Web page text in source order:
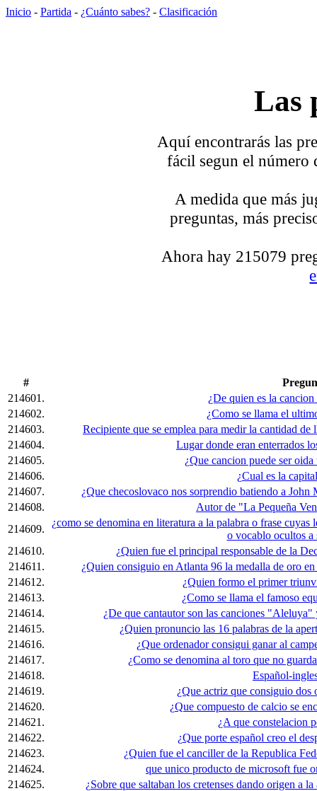
Inicio - Partida - ¿Cuánto sabes? - Clasificación
Las
Aquí encontrarás las
fácil segun el número
A medida que más
preguntas, más
Ahora hay 215079
#
214601.
¿De quien es la
214602.
¿Como se llama el
214603.
Recipiente que se emplea para medir la cantidad
214604.
Lugar donde eran enterrados
214605.
¿Que cancion puede ser
214606.
¿Cual es la
214607.
¿Que checoslovaco nos sorprendio batiendo a
214608.
Autor de "La Pequeña
214609.
¿como se denomina en literatura a la palabra o frase
o vocablo ocultos
214610.
¿Quien fue el principal responsable de la
214611.
¿Quien consiguio en Atlanta 96 la medalla de oro
214612.
¿Quien formo el primer
214613.
¿Como se llama el famoso
214614.
¿De que cantautor son las canciones
214615.
¿Quien pronuncio las 16 palabras de la
214616.
¿Que ordenador consigui ganar al
214617.
¿Como se denomina al toro que no
214618.
Español-
214619.
¿Que actriz que consiguio dos
214620.
¿Que compuesto de calcio se
214621.
¿A que constelacion
214622.
¿Que porte español creo el
214623.
¿Quien fue el canciller de la Republica
214624.
que unico producto de microsoft fue
214625.
¿Sobre que saltaban los cretenses dando origen a